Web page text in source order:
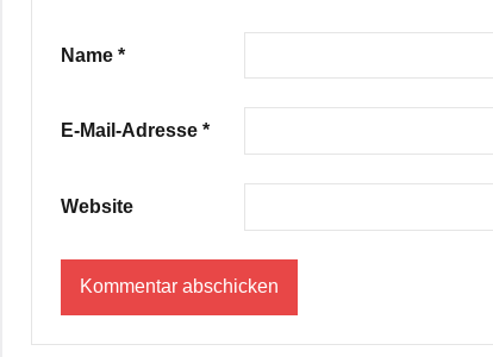
Name *
E-Mail-Adresse *
Website